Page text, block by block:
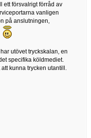
ett försvalrigt förråd av
vanligen
på anslutningen,
utövet tryckskalan, en
specifika köldmediet.
kunna trycken utantill.